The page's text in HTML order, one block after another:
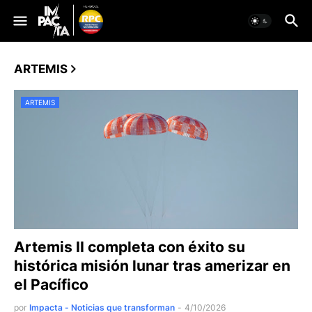
ARTEMIS
ARTEMIS
Artemis II completa con éxito su
histórica misión lunar tras amerizar en
el Pacífico
por Impacta - Noticias que transforman - 4/10/2026